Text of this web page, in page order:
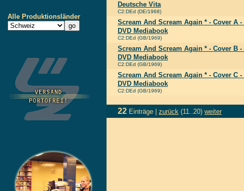
Alle Produktionsländer
Deutsche Vita
C2:DEd (DE/1968)
Scream And Scream Again * - Cover A -
DVD Mediabook
C2:DEd (GB/1969)
Scream And Scream Again * - Cover B -
DVD Mediabook
C2:DEd (GB/1969)
Scream And Scream Again * - Cover C -
DVD Mediabook
C2:DEd (GB/1969)
22 Einträge | zurück (11..20) weiter